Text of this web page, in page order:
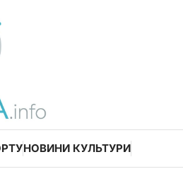
НОВИНИ КУЛЬТУРИ